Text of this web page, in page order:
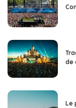
de
Le